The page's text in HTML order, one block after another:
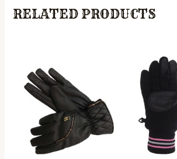
RELATED PRODUCTS